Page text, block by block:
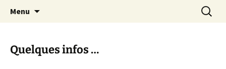
ASCM
Association Sportive et Culturelle de Mionnay
Menu
Quelques infos …